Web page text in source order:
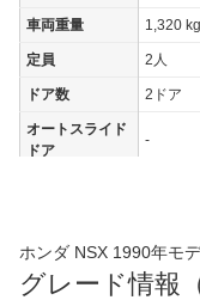
車両重量 1,320 kg
定員 2人
ドア数 2ドア
オートスライド
ドア
-
206.00
最高トルク 304 [31]/
過給機 -
ホンダ NSX 1990年モ
グレード情報